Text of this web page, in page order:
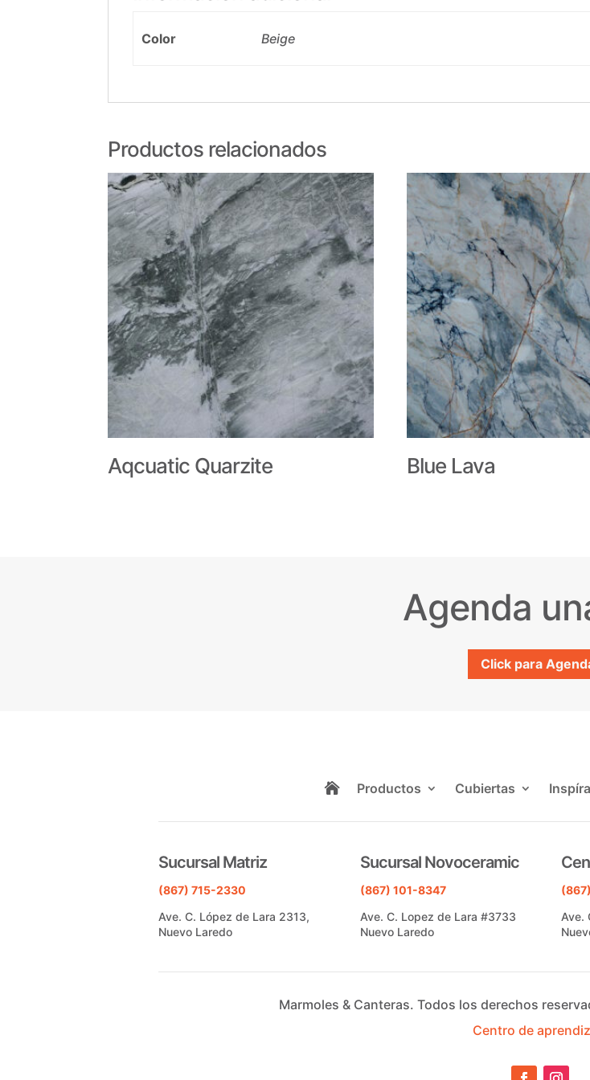
Color Beige
Productos relacionados
Aqcuatic Quarzite Blue Lava
Agenda
Click para
 Productos Cubiertas
Sucursal Matriz
(867) 715-2330
Ave. C. López de Lara 2313,
Nuevo Laredo
Sucursal Novoceramic
(867) 101-8347
Ave. C. Lopez de Lara #3733
Nuevo Laredo
Ave.
Marmoles & Canteras. Todos los derechos
Centro de